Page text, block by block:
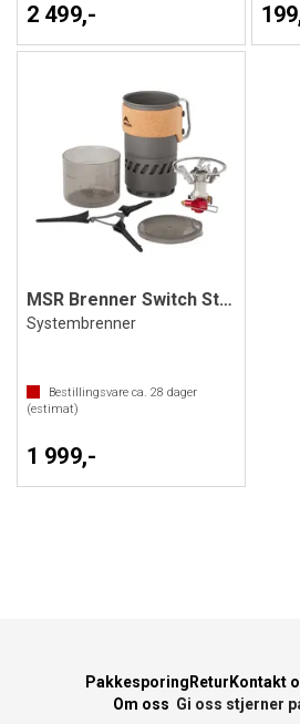
2 499,-
MSR Brenner Switch Stove
Systembrenner
Bestillingsvare ca. 28 dager
(estimat)
1 999,-
PakkesporingReturKontakt
Om oss Gi oss stjerner